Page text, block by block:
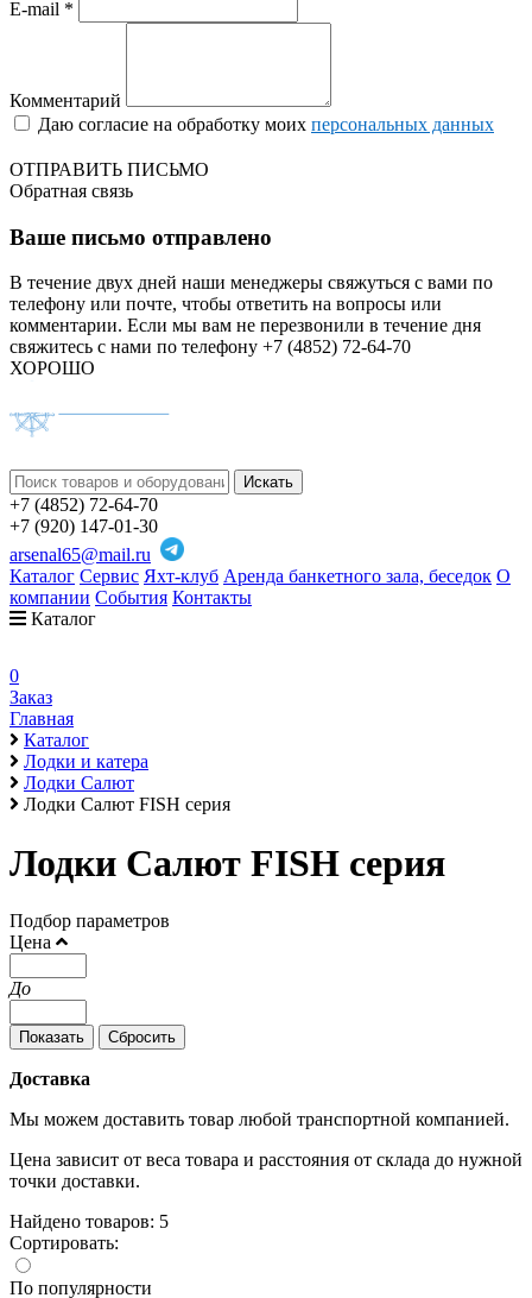
E-mail *
Комментарий
Даю согласие на обработку моих персональных данных
ОТПРАВИТЬ ПИСЬМО
Обратная связь
Ваше письмо отправлено
В течение двух дней наши менеджеры свяжуться с вами по
телефону или почте, чтобы ответить на вопросы или
комментарии. Если мы вам не перезвонили в течение дня
свяжитесь с нами по телефону +7 (4852) 72-64-70
ХОРОШО
+7 (4852) 72-64-70
+7 (920) 147-01-30
arsenal65@mail.ru
Каталог Сервис Яхт-клуб Аренда банкетного зала, беседок О
компании События Контакты
Каталог
0
Заказ
Главная
Каталог
Лодки и катера
Лодки Салют
Лодки Салют FISH серия
Лодки Салют FISH серия
Подбор параметров
Цена
До
Доставка
Мы можем доставить товар любой транспортной компанией.
Цена зависит от веса товара и расстояния от склада до нужной
точки доставки.
Найдено товаров: 5
Сортировать:
По популярности